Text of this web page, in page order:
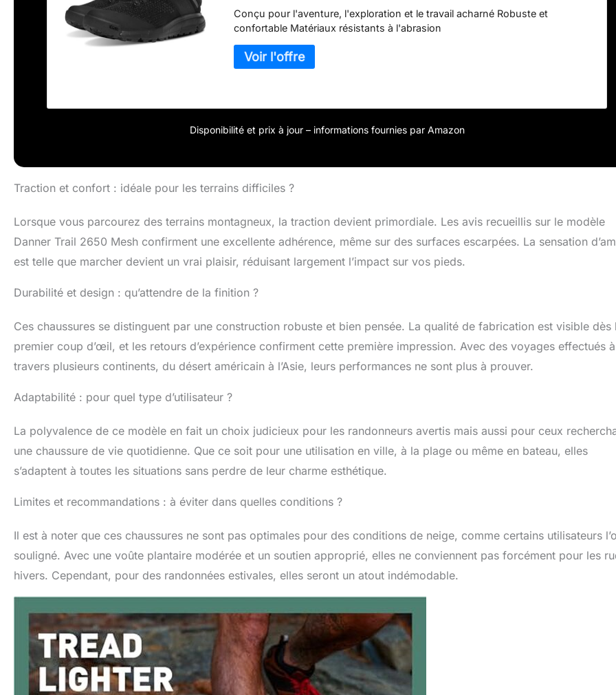
Conçu pour l'aventure, l'exploration et le travail acharné Robuste et
confortable Matériaux résistants à l'abrasion
Disponibilité et prix à jour – informations fournies par Amazon
Traction et confort : idéale pour les terrains difficiles ?
Lorsque vous parcourez des terrains montagneux, la traction devient primordiale. Les avis recueillis sur le modèle
Danner Trail 2650 Mesh confirment une excellente adhérence, même sur des surfaces escarpées. La sensation
est telle que marcher devient un vrai plaisir, réduisant largement l’impact sur vos pieds.
Durabilité et design : qu’attendre de la finition ?
Ces chaussures se distinguent par une construction robuste et bien pensée. La qualité de fabrication est visible dès
premier coup d’œil, et les retours d’expérience confirment cette première impression. Avec des voyages effectués à
travers plusieurs continents, du désert américain à l’Asie, leurs performances ne sont plus à prouver.
Adaptabilité : pour quel type d’utilisateur ?
La polyvalence de ce modèle en fait un choix judicieux pour les randonneurs avertis mais aussi pour ceux
une chaussure de vie quotidienne. Que ce soit pour une utilisation en ville, à la plage ou même en bateau, elles
s’adaptent à toutes les situations sans perdre de leur charme esthétique.
Limites et recommandations : à éviter dans quelles conditions ?
Il est à noter que ces chaussures ne sont pas optimales pour des conditions de neige, comme certains utilisateurs
souligné. Avec une voûte plantaire modérée et un soutien approprié, elles ne conviennent pas forcément pour les
hivers. Cependant, pour des randonnées estivales, elles seront un atout indémodable.